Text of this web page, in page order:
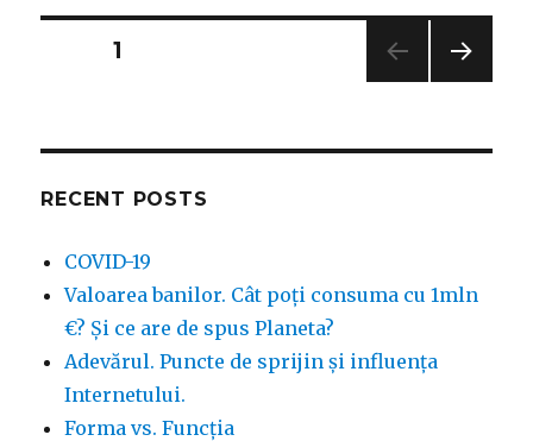
Posts
PAGE1
RECENT POSTS
COVID-19
Valoarea banilor. Cât poți consuma cu 1mln
€? Și ce are de spus Planeta?
Adevărul. Puncte de sprijin și influența
Internetului.
Forma vs. Funcția